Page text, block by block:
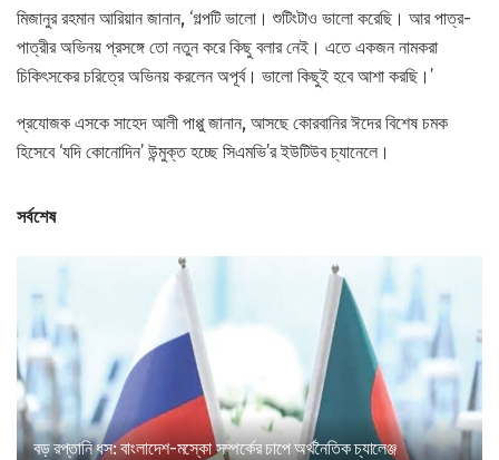
মিজানুর রহমান আরিয়ান জানান, ‘গল্পটি ভালো। শুটিংটাও ভালো করেছি। আর পাত্র-
পাত্রীর অভিনয় প্রসঙ্গে তো নতুন করে কিছু বলার নেই। এতে একজন নামকরা
চিকিৎসকের চরিত্রে অভিনয় করলেন অপূর্ব। ভালো কিছুই হবে আশা করছি।’
প্রযোজক এসকে সাহেদ আলী পাপ্পু জানান, আসছে কোরবানির ঈদের বিশেষ চমক
হিসেবে ‘যদি কোনোদিন’ উন্মুক্ত হচ্ছে সিএমভি’র ইউটিউব চ্যানেলে।
সর্বশেষ
বড় রপ্তানি ধস: বাংলাদেশ-মস্কো সম্পর্কের চাপে অর্থনৈতিক চ্যালেঞ্জ